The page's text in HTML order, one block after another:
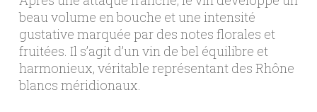
beau volume en bouche et une intensité
gustative marquée par des notes florales et
fruitées. Il s’agit d’un vin de bel équilibre et
harmonieux, véritable représentant des Rhône
blancs méridionaux.